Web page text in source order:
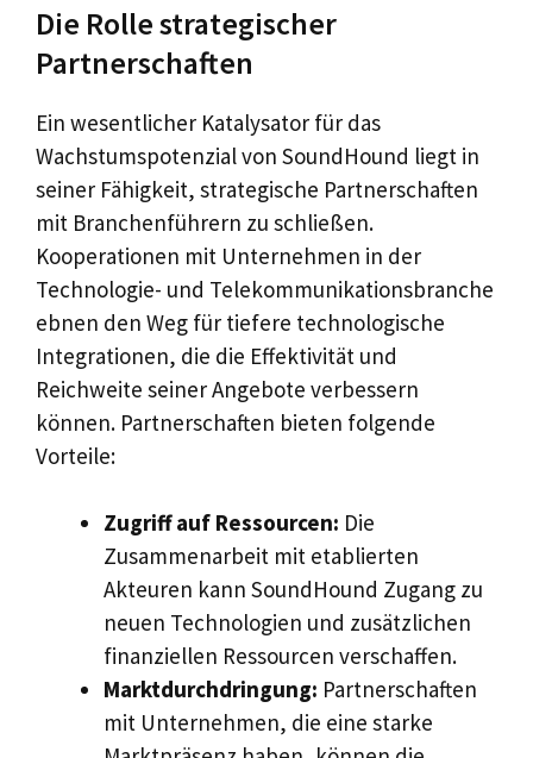
Die Rolle strategischer
Partnerschaften
Ein wesentlicher Katalysator für das
Wachstumspotenzial von SoundHound liegt in
seiner Fähigkeit, strategische Partnerschaften
mit Branchenführern zu schließen.
Kooperationen mit Unternehmen in der
Technologie- und Telekommunikationsbranche
ebnen den Weg für tiefere technologische
Integrationen, die die Effektivität und
Reichweite seiner Angebote verbessern
können. Partnerschaften bieten folgende
Vorteile:
Zugriff auf Ressourcen: Die
Zusammenarbeit mit etablierten
Akteuren kann SoundHound Zugang zu
neuen Technologien und zusätzlichen
finanziellen Ressourcen verschaffen.
Marktdurchdringung: Partnerschaften
mit Unternehmen, die eine starke